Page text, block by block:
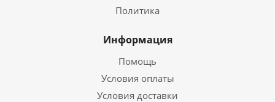
Политика
Информация
Помощь
Условия оплаты
Условия доставки